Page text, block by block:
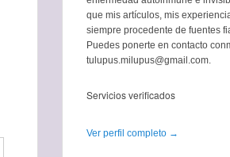
que mis artículos, mis
siempre procedente de fuentes
Puedes ponerte en contacto
tulupus.milupus@gmail.com.
Servicios verificados
Ver perfil completo →